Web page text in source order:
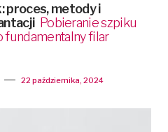
proces, metody i
Pobieranie szpiku
fundamentalny filar
22 października, 2024